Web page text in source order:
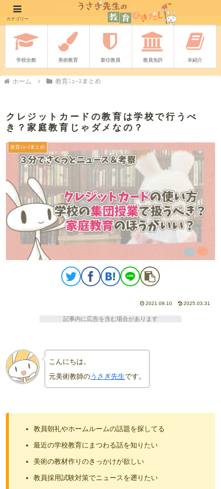
－ 先生や教職志望者をやさしく応援するブログ －
学校全般 美術教育 新任教員 教員免許 本紹介
ホーム 教育ﾆｭｰｽまとめ
クレジットカードの教育は学校で行うべ
き？家庭教育じゃダメなの？
教育ﾆｭｰｽまとめ
2021.08.10 2025.03.31
記事内に広告を含む場合があります
こんにちは。
元美術教師のうさぎ先生です。
教員朝礼やホームルームの話題を探してる
最近の学校教育にまつわる話を知りたい
美術の教材作りのきっかけが欲しい
教員採用試験対策でニュースを遡りたい
カテゴリー